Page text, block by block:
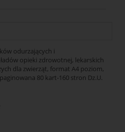
odurzających i
opieki zdrowotnej, lekarskich
dla zwierząt, format A4 poziom,
80 kart-160 stron Dz.U.